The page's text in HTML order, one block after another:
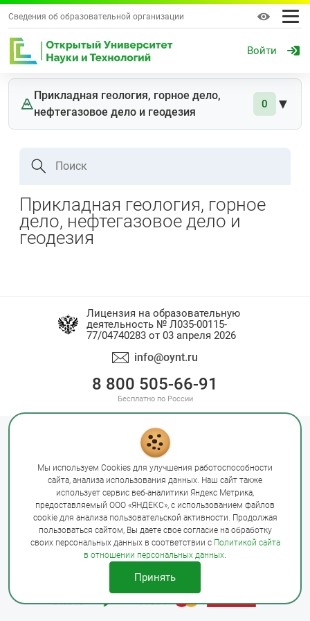
Сведения об образовательной организации
Войти
Прикладная геология, горное дело,
нефтегазовое дело и геодезия
0 ▼
Поиск
Прикладная геология, горное
дело, нефтегазовое дело и
геодезия
Лицензия на образовательную
деятельность № Л035-00115-
77/04740283 от 03 апреля 2026
info@oynt.ru
8 800 505-66-91
Бесплатно по России
Политика конфиденциальности
Оферта
Сведения об образовательной организации
Сайт Минобрнауки России
Сайт Минпросвещения России
Лицензия на образовательную деятельность № Л035-00115-
77/04740283 от 03 апреля 2026
Мы используем Cookies для улучшения работоспособности
сайта, анализа использования данных. Наш сайт также
использует сервис веб-аналитики Яндекс Метрика,
предоставляемый ООО «ЯНДЕКС», с использованием файлов
cookie для анализа пользовательской активности. Продолжая
пользоваться сайтом, Вы даете свое согласие на обработку
своих персональных данных в соответствии с Политикой сайта
в отношении персональных данных.
Принять